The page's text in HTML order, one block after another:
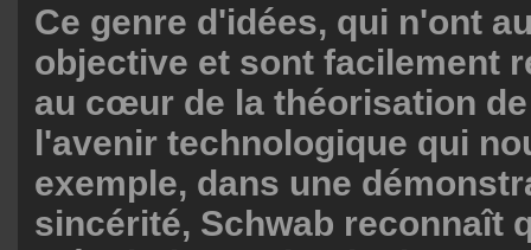
Ce genre d'idées, qui n'ont
objective et sont facilement
au cœur de la théorisation
l'avenir technologique qui
exemple, dans une
sincérité, Schwab reconnaît